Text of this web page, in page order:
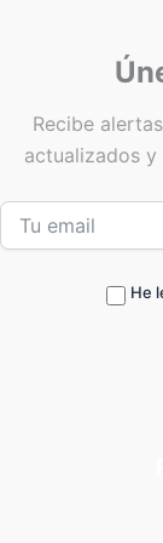
Recibe
actualizados y
He